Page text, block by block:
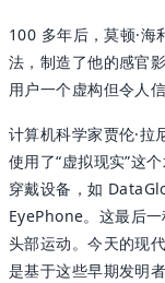
100 多年后，莫顿·
法，制造了他的感官
用户一个虚构但令人
计算机科学家贾伦·
使用了“虚拟现实”这
穿戴设备，如
EyePhone。这最后
头部运动。今天的现
是基于这些早期发明者